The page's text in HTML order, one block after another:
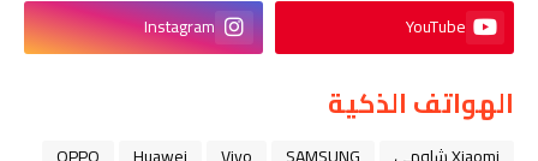
YouTube
Instagram
الهواتف الذكية